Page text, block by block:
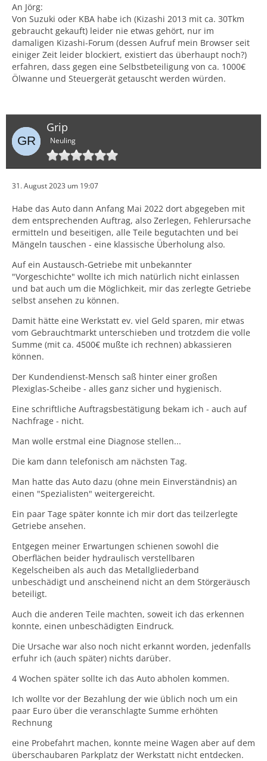
An Jörg:
Von Suzuki oder KBA habe ich (Kizashi 2013 mit ca. 30Tkm
gebraucht gekauft) leider nie etwas gehört, nur im
damaligen Kizashi-Forum (dessen Aufruf mein Browser seit
einiger Zeit leider blockiert, existiert das überhaupt noch?)
erfahren, dass gegen eine Selbstbeteiligung von ca. 1000€
Ölwanne und Steuergerät getauscht werden würden.
Grip
Neuling
31. August 2023 um 19:07
Habe das Auto dann Anfang Mai 2022 dort abgegeben mit
dem entsprechenden Auftrag, also Zerlegen, Fehlerursache
ermitteln und beseitigen, alle Teile begutachten und bei
Mängeln tauschen - eine klassische Überholung also.
Auf ein Austausch-Getriebe mit unbekannter
"Vorgeschichte" wollte ich mich natürlich nicht einlassen
und bat auch um die Möglichkeit, mir das zerlegte Getriebe
selbst ansehen zu können.
Damit hätte eine Werkstatt ev. viel Geld sparen, mir etwas
vom Gebrauchtmarkt unterschieben und trotzdem die volle
Summe (mit ca. 4500€ mußte ich rechnen) abkassieren
können.
Der Kundendienst-Mensch saß hinter einer großen
Plexiglas-Scheibe - alles ganz sicher und hygienisch.
Eine schriftliche Auftragsbestätigung bekam ich - auch auf
Nachfrage - nicht.
Man wolle erstmal eine Diagnose stellen...
Die kam dann telefonisch am nächsten Tag.
Man hatte das Auto dazu (ohne mein Einverständnis) an
einen "Spezialisten" weitergereicht.
Ein paar Tage später konnte ich mir dort das teilzerlegte
Getriebe ansehen.
Entgegen meiner Erwartungen schienen sowohl die
Oberflächen beider hydraulisch verstellbaren
Kegelscheiben als auch das Metallgliederband
unbeschädigt und anscheinend nicht an dem Störgeräusch
beteiligt.
Auch die anderen Teile machten, soweit ich das erkennen
konnte, einen unbeschädigten Eindruck.
Die Ursache war also noch nicht erkannt worden, jedenfalls
erfuhr ich (auch später) nichts darüber.
4 Wochen später sollte ich das Auto abholen kommen.
Ich wollte vor der Bezahlung der wie üblich noch um ein
paar Euro über die veranschlagte Summe erhöhten
Rechnung
eine Probefahrt machen, konnte meine Wagen aber auf dem
überschaubaren Parkplatz der Werkstatt nicht entdecken.